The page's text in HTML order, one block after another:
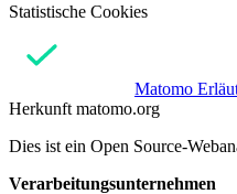
Statistische Cookies
Matomo
Herkunft matomo.org
Dies ist ein Open Source-
Verarbeitungsunternehmen